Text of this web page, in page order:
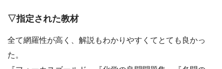
▽指定された教材
全て網羅性が高く、解説もわかりやすくてとても良かっ
た。